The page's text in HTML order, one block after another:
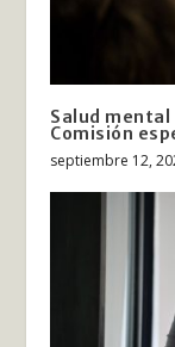
Salud
Comisión
septiembre 12,